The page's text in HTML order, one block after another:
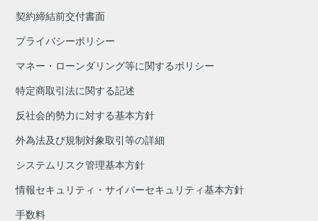
契約締結前交付書面
プライバシーポリシー
マネー・ローンダリング等に関するポリシー
特定商取引法に関する記述
反社会的勢力に対する基本方針
外為法及び規制対象取引等の詳細
システムリスク管理基本方針
情報セキュリティ・サイバーセキュリティ基本方針
手数料